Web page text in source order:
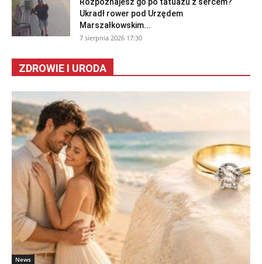
Ukradł rower pod Urzędem
Marszałkowskim...
7 sierpnia 2026 17:30
ZDROWIE I URODA
News